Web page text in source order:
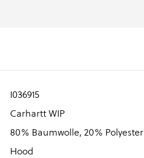
I036915
Carhartt WIP
80% Baumwolle, 20% Polyester
Hood